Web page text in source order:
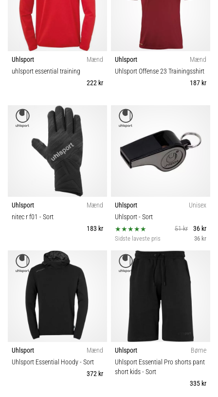
Vis
alle
artikler
Uhlsport
Mænd
uhlsport essential training
222 kr
Uhlsport
Mænd
Uhlsport Offense 23 Trainingsshirt
187 kr
Uhlsport
Mænd
nitec r f01 - Sort
183 kr
Uhlsport
Unisex
Uhlsport- Sort
51 kr
36 kr
Sidste laveste pris 36 kr
Uhlsport
Mænd
Uhlsport Essential Hoody- Sort
372 kr
Uhlsport
Børne
Uhlsport Essential Pro shorts pant
short kids- Sort
335 kr